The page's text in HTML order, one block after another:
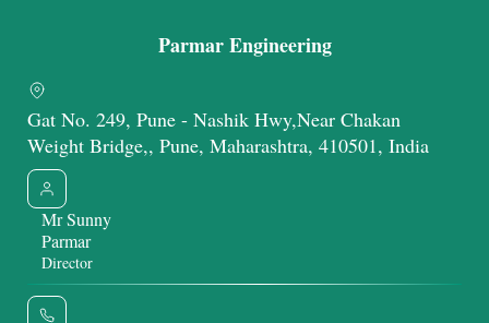
Parmar Engineering
Gat No. 249, Pune - Nashik Hwy,Near Chakan
Weight Bridge,, Pune, Maharashtra, 410501, India
Mr Sunny
Parmar
Director